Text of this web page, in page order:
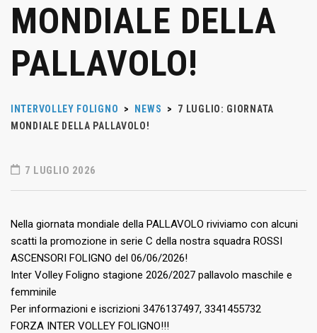
MONDIALE DELLA
PALLAVOLO!
INTERVOLLEY FOLIGNO > NEWS >
7 LUGLIO: GIORNATA
MONDIALE DELLA PALLAVOLO!
7 LUGLIO 2026
Nella giornata mondiale della PALLAVOLO riviviamo con alcuni
scatti la promozione in serie C della nostra squadra ROSSI
ASCENSORI FOLIGNO del 06/06/2026!
Inter Volley Foligno stagione 2026/2027 pallavolo maschile e
femminile
Per informazioni e iscrizioni 3476137497, 3341455732
FORZA INTER VOLLEY FOLIGNO!!!